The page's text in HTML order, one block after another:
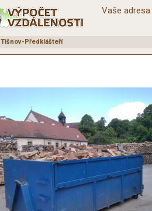
Vaše adresa:
Tišnov-Předklášteří